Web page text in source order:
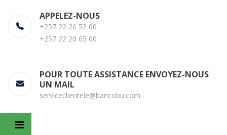
APPELEZ-NOUS
+257 22 26 52 00
+257 22 20 65 00
POUR TOUTE ASSISTANCE ENVOYEZ-NOUS
UN MAIL
serviceclientele@bancobu.com